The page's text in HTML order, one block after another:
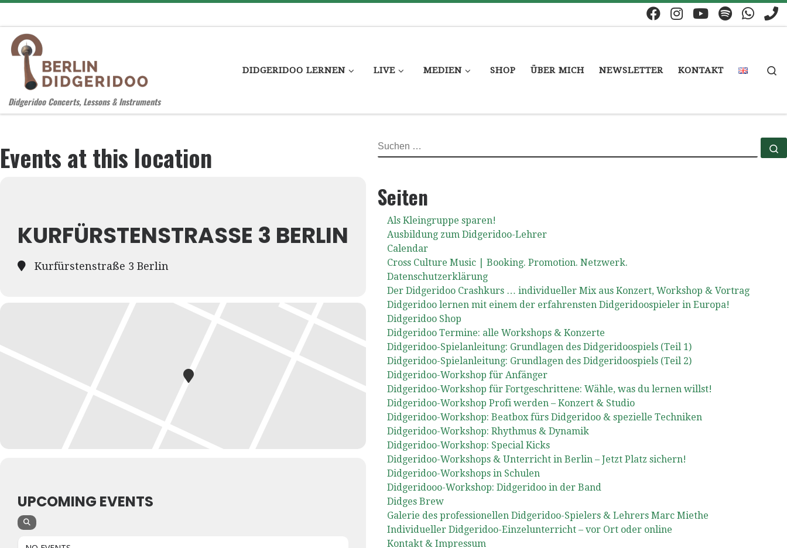
Didgeridoo Concerts, Lessons & Instruments
DIDGERIDOO LERNEN LIVE MEDIEN SHOP ÜBER MICH NEWSLETTER KONTAKT
Events at this location
KURFÜRSTENSTRASSE 3 BERLIN
Kurfürstenstraße 3 Berlin
UPCOMING EVENTS
SUCHE
Seiten
Als Kleingruppe sparen!
Ausbildung zum Didgeridoo-Lehrer
Calendar
Cross Culture Music | Booking. Promotion. Netzwerk.
Datenschutzerklärung
Der Didgeridoo Crashkurs … individueller Mix aus Konzert, Workshop & Vortrag
Didgeridoo lernen mit einem der erfahrensten Didgeridoospieler in Europa!
Didgeridoo Shop
Didgeridoo Termine: alle Workshops & Konzerte
Didgeridoo-Spielanleitung: Grundlagen des Didgeridoospiels (Teil 1)
Didgeridoo-Spielanleitung: Grundlagen des Didgeridoospiels (Teil 2)
Didgeridoo-Workshop für Anfänger
Didgeridoo-Workshop für Fortgeschrittene: Wähle, was du lernen willst!
Didgeridoo-Workshop Profi werden – Konzert & Studio
Didgeridoo-Workshop: Beatbox fürs Didgeridoo & spezielle Techniken
Didgeridoo-Workshop: Rhythmus & Dynamik
Didgeridoo-Workshop: Special Kicks
Didgeridoo-Workshops & Unterricht in Berlin – Jetzt Platz sichern!
Didgeridoo-Workshops in Schulen
Didgeridooo-Workshop: Didgeridoo in der Band
Didges Brew
Galerie des professionellen Didgeridoo-Spielers & Lehrers Marc Miethe
Individueller Didgeridoo-Einzelunterricht – vor Ort oder online
Kontakt & Impressum